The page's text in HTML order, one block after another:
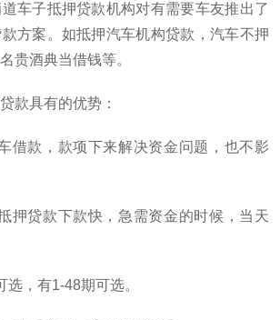
车子抵押贷款机构对有需要车友推出了
方案。如抵押汽车机构贷款，汽车不押
贵酒典当借钱等。
款具有的优势：
借款，款项下来解决资金问题，也不影
押贷款下款快，急需资金的时候，当天
选，有1-48期可选。